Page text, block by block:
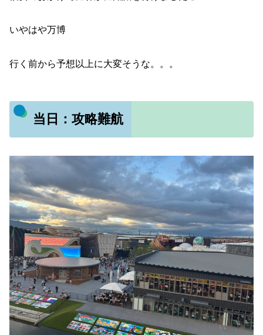
いやはや万博
行く前から予想以上に大変そうな。。。
当日：攻略難航